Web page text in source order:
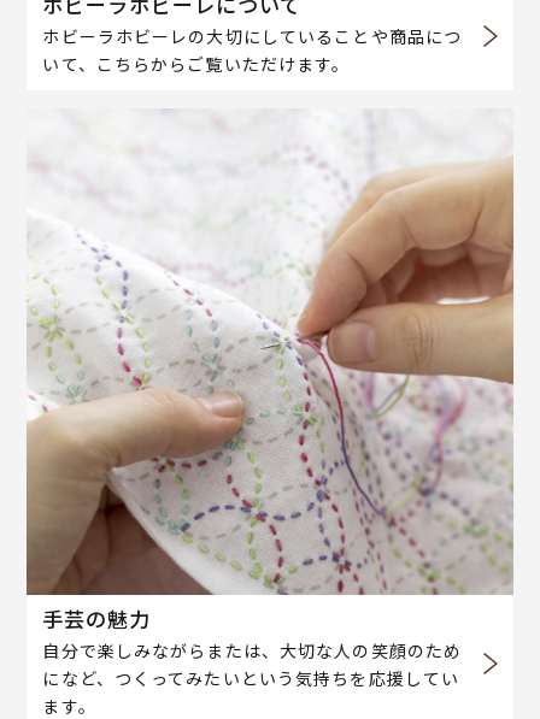
ホビーラホビーレの大切にしていることや商品につ
いて、こちらからご覧いただけます。
手芸の魅力
自分で楽しみながらまたは、大切な人の笑顔のため
になど、つくってみたいという気持ちを応援してい
ます。